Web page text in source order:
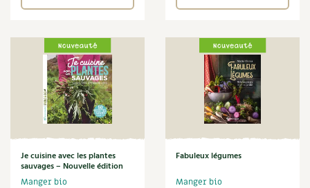
Les plantes et leurs vertus
Soins et cosmétiques au naturel
Société et alternatives
Protéger la nature
Je cuisine avec les plantes
sauvages – Nouvelle édition
Manger bio
Fabuleux légumes
Manger bio